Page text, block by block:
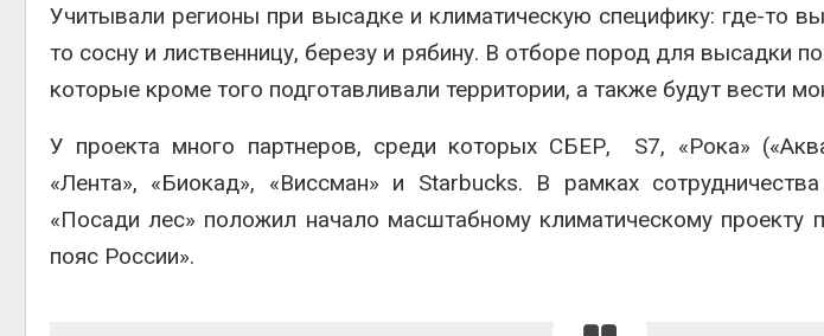
Учитывали регионы при высадке и климатическую специфику: где-то
то сосну и лиственницу, березу и рябину. В отборе пород для высадки
которые кроме того подготавливали территории, а также будут вести
У проекта много партнеров, среди которых СБЕР, S7, «Рока»
«Лента», «Биокад», «Виссман» и Starbucks. В рамках
«Посади лес» положил начало масштабному климатическому
пояс России».
ограничивает загрузку
судов из-за дефицита
пресной воды
Шэньси из-за паводков
тыс. человек
Авг 6, 2026
вторсырья